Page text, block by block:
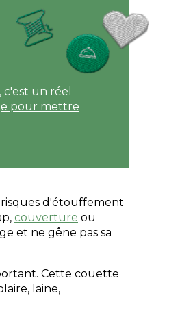
un réel
pour mettre
risques d'étouffement
couverture ou
et ne gêne pas sa
Cette couette
laine,